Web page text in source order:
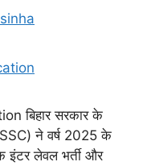
बिहार सरकार के
ने वर्ष 2025 के
इंटर लेवल भर्ती और